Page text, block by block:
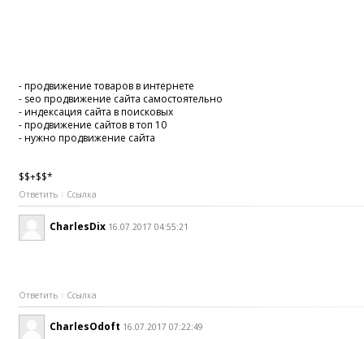
- продвижение товаров в интернете
- seo продвижение сайта самостоятельно
- индексация сайта в поисковых
- продвижение сайтов в топ 10
- нужно продвижение сайта
$$+$$*
Ответить Ссылка
CharlesDix 16.07.2017 04:55:21
Ответить Ссылка
CharlesOdoft 16.07.2017 07:22:49